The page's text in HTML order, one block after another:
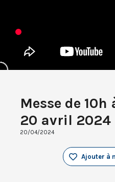
Messe de
20 avril 2024
20/04/2024
Ajouter à